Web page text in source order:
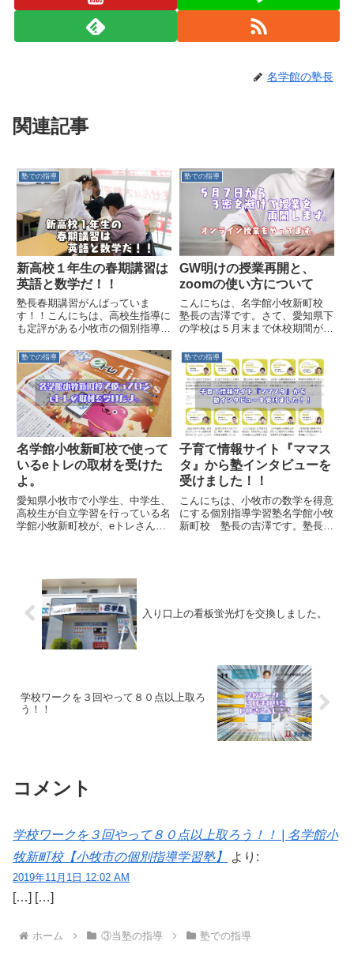
名学館の塾長
関連記事
塾での指導
新高校１年生の春期講習は
英語と数学だ！！
塾長春期講習がんばっていま
す！！こんにちは、高校生指導に
も定評がある小牧市の個別指導学
澤です。さて、２０２０年度の通
常授業は３月２６日（土）で無事
に終了しました。２０２０年度は
コロナ休校というイレギュラーか
らい...
塾での指導
GW明けの授業再開と、
zoomの使い方について
こんにちは、名学館小牧新町校
塾長の吉澤です。さて、愛知県下
の学校は５月末まで休校期間が延
で延長をされました。当塾とし
て、『３密』を避け適切な対策を
行った上で①３密を避けた教室で
の学習②zoom、LINEを使用...
塾での指導
名学館小牧新町校で使って
いるeトレの取材を受けた
よ。
愛知県小牧市で小学生、中学生、
高校生が自立学習を行っている名
学館小牧新町校が、eトレさんか
リントシステムがeトレです。e
トレでの学習が気になる方は是
非、無料体験授業に来てくださ
い。
塾での指導
子育て情報サイト『ママス
タ』から塾インタビューを
受けました！！
こんにちは、小牧市の数学を得意
にする個別指導学習塾名学館小牧
新町校 塾長の吉澤です。塾長
入り口上の看板蛍光灯を交換しました。
学校ワークを３回やって８０点以上取ろ
う！！
コメント
学校ワークを３回やって８０点以上取ろう！！ | 名学館小
牧新町校【小牧市の個別指導学習塾】
より:
2019年11月1日 12:02 AM
[…] […]
ホーム ③当塾の指導 塾での指導